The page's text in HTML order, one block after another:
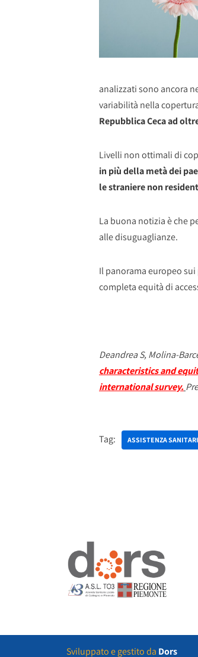
analizzati sono ancora
variabilità nella
Repubblica Ceca ad
Livelli non ottimali di
in più della metà dei
le straniere non
La buona notizia è che
alle disuguaglianze.
Il panorama europeo
completa equità di
Deandrea S, Molina-
characteristics and
international survey.
Tag: ASSISTENZA
Sviluppato e gestito da Dors